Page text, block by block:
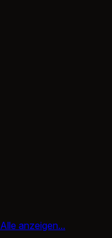
Alle anzeigen...